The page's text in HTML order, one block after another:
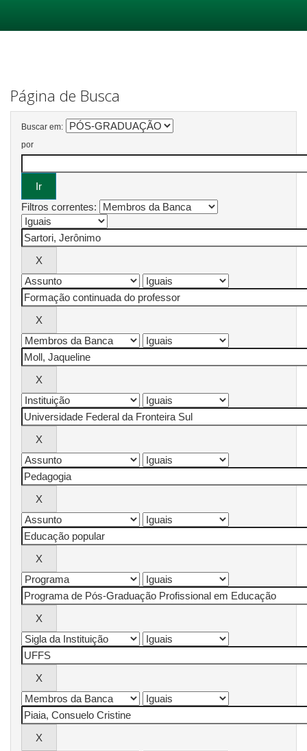
Página de Busca
Buscar em:
por
Filtros correntes: